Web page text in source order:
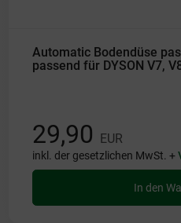
Automatic Bodendüse
passend für DYSON V7,
29,90 EUR
inkl. der gesetzlichen MwSt. +
In den